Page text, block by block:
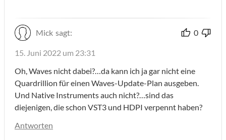
Mick sagt: 0
15. Juni 2022 um 23:31
Oh, Waves nicht dabei?…da kann ich ja gar nicht eine
Quardrillion für einen Waves-Update-Plan ausgeben.
Und Native Instruments auch nicht?…sind das
diejenigen, die schon VST3 und HDPI verpennt haben?
Antworten